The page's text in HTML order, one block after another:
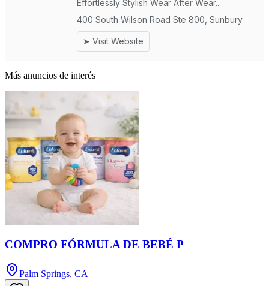
Más anuncios de interés
COMPRO FÓRMULA DE BEBÉ P
Palm Springs, CA